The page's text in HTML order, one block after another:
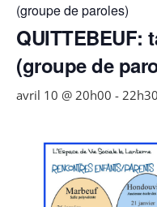
(groupe de paroles)
QUITTEBEUF:
(groupe de
avril 10 @ 20h00 - 22h30